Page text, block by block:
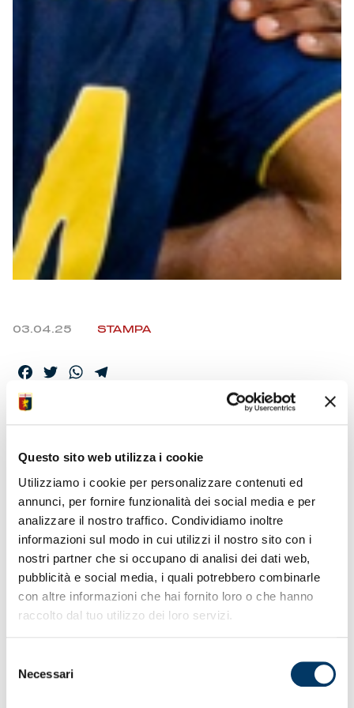
Questo sito web utilizza i cookie
Utilizziamo i cookie per personalizzare contenuti ed
annunci, per fornire funzionalità dei social media e per
analizzare il nostro traffico. Condividiamo inoltre
informazioni sul modo in cui utilizzi il nostro sito con i
nostri partner che si occupano di analisi dei dati web,
pubblicità e social media, i quali potrebbero combinarle
con altre informazioni che hai fornito loro o che hanno
raccolto dal tuo utilizzo dei loro servizi.
delNecessari
Accessori
Outlet
Helan x Genoa
Isolani x Genoa
03.04.25 STAMPA
Facebook
TwitterWhatsApp
– MISTER VIEIRA
La conferenza del tecnico in vista della partita con
l’Udinese. Il video tratto dal canale ufficiale YouTube.